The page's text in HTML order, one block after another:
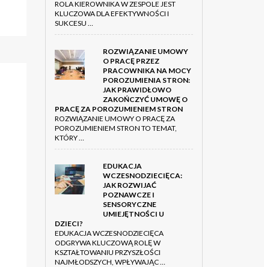
ROLA KIEROWNIKA W ZESPOLE JEST
KLUCZOWA DLA EFEKTYWNOŚCI I
SUKCESU …
ROZWIĄZANIE UMOWY
O PRACĘ PRZEZ
PRACOWNIKA NA MOCY
POROZUMIENIA STRON:
JAK PRAWIDŁOWO
ZAKOŃCZYĆ UMOWĘ O
PRACĘ ZA POROZUMIENIEM STRON
ROZWIĄZANIE UMOWY O PRACĘ ZA
POROZUMIENIEM STRON TO TEMAT,
KTÓRY …
EDUKACJA
WCZESNODZIECIĘCA:
JAK ROZWIJAĆ
POZNAWCZE I
SENSORYCZNE
UMIEJĘTNOŚCI U
DZIECI?
EDUKACJA WCZESNODZIECIĘCA
ODGRYWA KLUCZOWĄ ROLĘ W
KSZTAŁTOWANIU PRZYSZŁOŚCI
NAJMŁODSZYCH, WPŁYWAJĄC …